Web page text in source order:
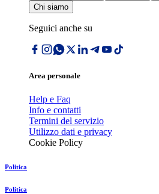
Chi siamo
Seguici anche su
Area personale
Help e Faq
Info e contatti
Termini del servizio
Utilizzo dati e privacy
Cookie Policy
Politica
Politica